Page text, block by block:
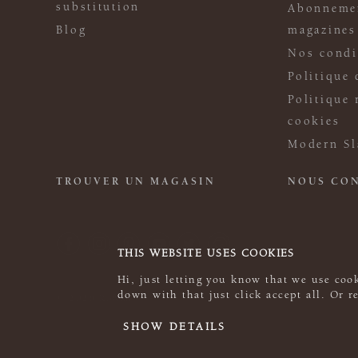
THIS WEBSITE USES COOKIES
Hi, just letting you know that we use
down with that just click accept all. Or
SHOW DETAILS
substitution
Blog
magazines
Nos
Politique
Politique
cookies
Modern
TROUVER UN MAGASIN NOUS
© 2026 Rowan